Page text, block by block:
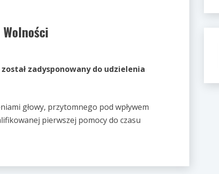
zadysponowany do udzielenia
głowy, przytomnego pod wpływem
pierwszej pomocy do czasu